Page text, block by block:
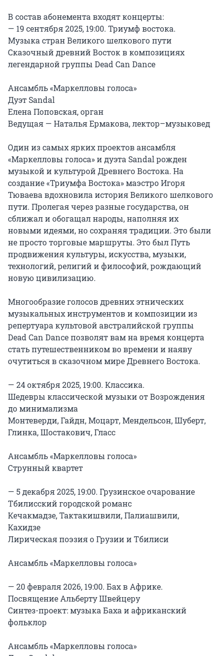
В состав абонемента входят концерты:
— 19 сентября 2025, 19:00. Триумф востока.
Музыка стран Великого шелкового пути
Сказочный древний Восток в композициях
легендарной группы Dead Can Dance
Ансамбль «Маркелловы голоса»
Дуэт Sandal
Елена Поповская, орган
Ведущая — Наталья Ермакова, лектор–музыковед
Один из самых ярких проектов ансамбля
«Маркелловы голоса» и дуэта Sandal рожден
музыкой и культурой Древнего Востока. На
создание «Триумфа Востока» маэстро Игоря
Тюваева вдохновила история Великого шелкового
пути. Пролегая через разные государства, он
сближал и обогащал народы, наполняя их
новыми идеями, но сохраняя традиции. Это были
не просто торговые маршруты. Это был Путь
продвижения культуры, искусства, музыки,
технологий, религий и философий, рождающий
новую цивилизацию.
Многообразие голосов древних этнических
музыкальных инструментов и композиции из
репертуара культовой австралийской группы
Dead Can Dance позволят вам на время концерта
стать путешественником во времени и наяву
очутиться в сказочном мире Древнего Востока.
— 24 октября 2025, 19:00. Классика.
Шедевры классической музыки от Возрождения
до минимализма
Монтеверди, Гайдн, Моцарт, Мендельсон, Шуберт,
Глинка, Шостакович, Гласс
Ансамбль «Маркелловы голоса»
Струнный квартет
— 5 декабря 2025, 19:00. Грузинское очарование
Тбилисский городской романс
Кечакмадзе, Тактакишвили, Палиашвили,
Кахидзе
Лирическая поэзия о Грузии и Тбилиси
Ансамбль «Маркелловы голоса»
— 20 февраля 2026, 19:00. Бах в Африке.
Посвящение Альберту Швейцеру
Синтез-проект: музыка Баха и африканский
фольклор
Ансамбль «Маркелловы голоса»